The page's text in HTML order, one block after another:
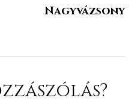
Nagyvázsony